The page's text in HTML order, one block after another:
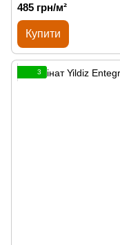
485 грн/м²
Купити
3